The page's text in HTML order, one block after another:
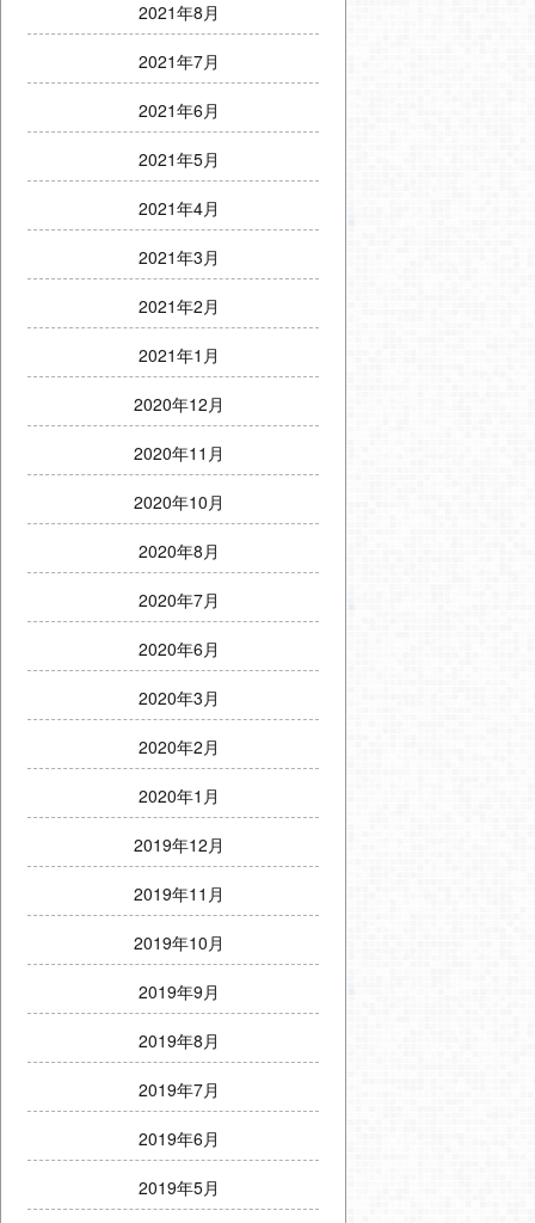
2021年8月
2021年7月
2021年6月
2021年5月
2021年4月
2021年3月
2021年2月
2021年1月
2020年12月
2020年11月
2020年10月
2020年8月
2020年7月
2020年6月
2020年3月
2020年2月
2020年1月
2019年12月
2019年11月
2019年10月
2019年9月
2019年8月
2019年7月
2019年6月
2019年5月